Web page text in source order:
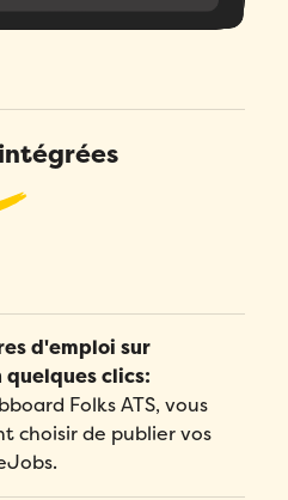
d'emploi sur
clics:
Folks ATS, vous
choisir de publier vos